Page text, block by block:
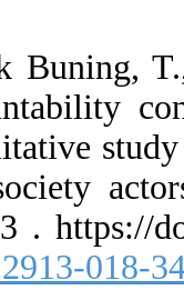
M.,
does
Serv
7 [